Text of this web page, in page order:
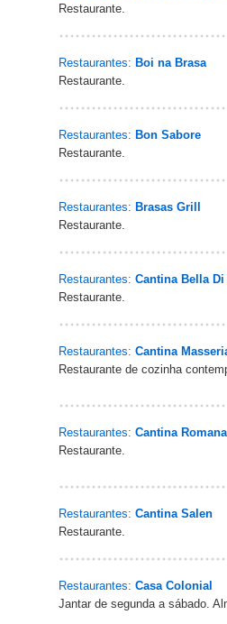
Restaurante.
Restaurantes: Boi na Brasa
Restaurante.
Restaurantes: Bon Sabore
Restaurante.
Restaurantes: Brasas Grill
Restaurante.
Restaurantes: Cantina Bella Di
Restaurante.
Restaurantes: Cantina
Restaurante de cozinha
Restaurantes: Cantina Romana
Restaurante.
Restaurantes: Cantina Salen
Restaurante.
Restaurantes: Casa Colonial
Jantar de segunda a sábado.